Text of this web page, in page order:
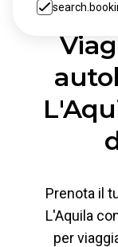
Prenota il
L'Aquila
per